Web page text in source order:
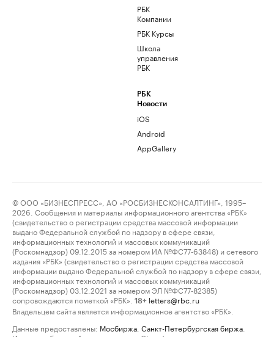
РБК
Компании
РБК Курсы
Школа
управления
РБК
РБК
Новости
iOS
Android
AppGallery
© ООО «БИЗНЕСПРЕСС», АО «РОСБИЗНЕСКОНСАЛТИНГ», 1995–
2026. Сообщения и материалы информационного агентства «РБК»
(свидетельство о регистрации средства массовой информации
выдано Федеральной службой по надзору в сфере связи,
информационных технологий и массовых коммуникаций
(Роскомнадзор) 09.12.2015 за номером ИА №ФС77-63848) и сетевого
издания «РБК» (свидетельство о регистрации средства массовой
информации выдано Федеральной службой по надзору в сфере связи,
информационных технологий и массовых коммуникаций
(Роскомнадзор) 03.12.2021 за номером ЭЛ №ФС77-82385)
сопровождаются пометкой «РБК».
18+ letters@rbc.ru
Владельцем сайта является информационное агентство «РБК».
Данные предоставлены: Мосбиржа Санкт-Петербургская биржа